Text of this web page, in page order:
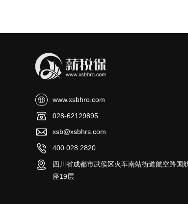
www.xsbhro.com
028-62129895
xsb@xsbhrs.com
400 028 2820
四川省成都市武侯区火车南站街道航空路国
座19层